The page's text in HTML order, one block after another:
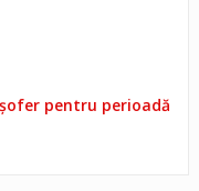
șofer pentru perioadă